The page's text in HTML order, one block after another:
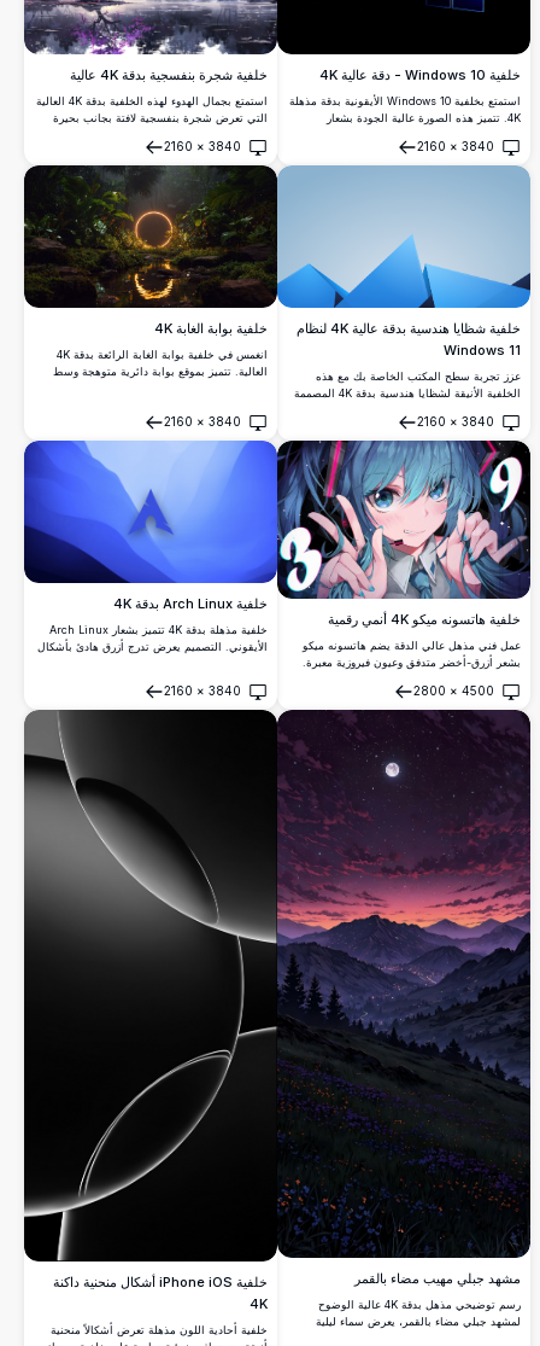
خلفية Windows 10 - دقة عالية 4K
استمتع بخلفية Windows 10 الأيقونية بدقة مذهلة
4K. تتميز هذه الصورة عالية الجودة بشعار
يعزز جاذبية سطح المكتب البصرية. مثالية لعشاق
Windows ومحبي التقنية على حد سواء.
3840
×
2160
فتح
خلفية شجرة بنفسجية بدقة 4K عالية
استمتع بجمال الهدوء لهذه الخلفية بدقة 4K العالية
التي تعرض شجرة بنفسجية لافتة بجانب بحيرة
والانعكاس المفصل تخلق مشهدًا هادئًا وساحرًا،
مثالي للشاشات المكتبية أو المحمولة.
3840
×
2160
فتح
خلفية شظايا هندسية بدقة عالية 4K لنظام
Windows 11
عزز تجربة سطح المكتب الخاصة بك مع هذه
الخلفية الأنيقة لشظايا هندسية بدقة 4K المصممة
مرتبة بأسلوب عصري وبسيط على خلفية تدرجات
ناعمة، تضفي هذه الصورة عالية الدقة إحساسًا
معاصرًا لشاشتك. مثالية للمحترفين وعشاق
التصميم، تضيف لمسة من الأناقة والرقي لأي
مساحة عمل.
3840
×
2160
فتح
خلفية بوابة الغابة 4K
انغمس في خلفية بوابة الغابة الرائعة بدقة 4K
العالية. تتميز بموقع بوابة دائرية متوهجة وسط
لتعزيز شاشة جهاز الكمبيوتر أو الهاتف المحمول
بالألوان الزاهية والتفاصيل الدقيقة، مما يوفر
خلفية هادئة ومثيرة لأي جهاز.
3840
×
2160
فتح
خلفية هاتسونه ميكو 4K أنمي رقمية
عمل فني مذهل عالي الدقة يضم هاتسونه ميكو
بشعر أزرق-أخضر متدفق وعيون فيروزية معبرة.
نابضة بالحياة وأسلوب أنمي مفصل مثالي لأي
خلفية شاشة.
4500
×
2800
فتح
خلفية Arch Linux بدقة 4K
خلفية مذهلة بدقة 4K تتميز بشعار Arch Linux
الأيقوني. التصميم يعرض تدرج أزرق هادئ بأشكال
3840
×
2160
فتح
مشهد جبلي مهيب مضاء بالقمر
رسم توضيحي مذهل بدقة 4K عالية الوضوح
لمشهد جبلي مضاء بالقمر، يعرض سماء ليلية
خلفية iPhone iOS أشكال منحنية داكنة
4K
خلفية أحادية اللون مذهلة تعرض أشكالاً منحنية